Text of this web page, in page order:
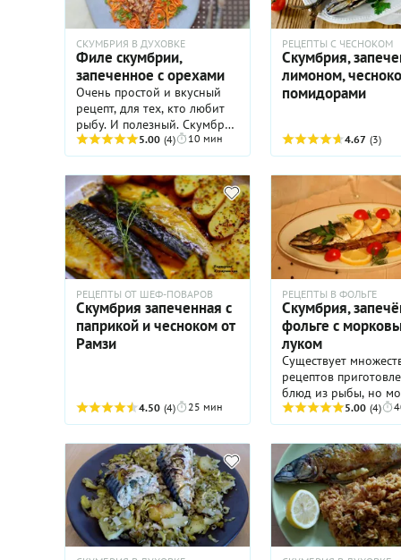
соусу отдаст зелень.
Получается не блюдо, а
настоящее лекарство, к
тому же диетическое и
подходящее для людей
практически любого
возраста!
СКУМБРИЯ В ДУХОВКЕ
Филе скумбрии,
запеченное с орехами
Очень простой и вкусный
рецепт, для тех, кто любит
рыбу. И полезный. Скумбрия
содержит жирорастворимые
витамины Д, Д3, А, К, Е, а
также витамины группы В,
важные для человека
микро- и макроэлементы –
калий, магний, фосфор,
селен и другие.
5.00 (4) 10 мин
РЕЦЕПТЫ С ЧЕСНОКОМ
Скумбрия,
лимоном,
помидорами
4.67 (3)
РЕЦЕПТЫ ОТ ШЕФ-ПОВАРОВ
Скумбрия запеченная с
паприкой и чесноком от
Рамзи
4.50 (4) 25 мин
РЕЦЕПТЫ В ФОЛЬГЕ
Скумбрия,
фольге с
луком
Существует
рецептов
блюд из рыбы, но
самый любимый -
Скумбрия,
фольге с морковью
На мой взгляд
вкуснее её рыбки
Самая ценная её
особенность -
рыбе большого
белка.
5.00 (4)